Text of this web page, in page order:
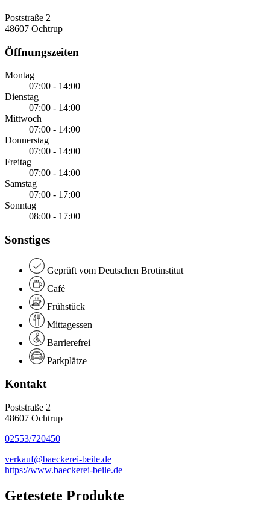
Poststraße 2
48607 Ochtrup
Öffnungszeiten
Montag
07:00 - 14:00
Dienstag
07:00 - 14:00
Mittwoch
07:00 - 14:00
Donnerstag
07:00 - 14:00
Freitag
07:00 - 14:00
Samstag
07:00 - 17:00
Sonntag
08:00 - 17:00
Sonstiges
Geprüft vom Deutschen Brotinstitut
Café
Frühstück
Mittagessen
Barrierefrei
Parkplätze
Kontakt
Poststraße 2
48607 Ochtrup
02553/720450
verkauf@baeckerei-beile.de
https://www.baeckerei-beile.de
Getestete Produkte